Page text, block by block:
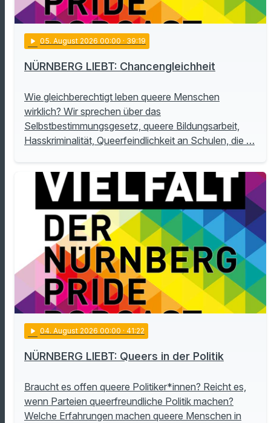
play_arrow 05. August 2026 00:00 · 39:19
NÜRNBERG LIEBT: Chancengleichheit
Wie gleichberechtigt leben queere Menschen
wirklich? Wir sprechen über das
Selbstbestimmungsgesetz, queere Bildungsarbeit,
Hasskriminalität, Queerfeindlichkeit an Schulen, die …
play_arrow 04. August 2026 00:00 · 41:22
NÜRNBERG LIEBT: Queers in der Politik
Braucht es offen queere Politiker*innen? Reicht es,
wenn Parteien queerfreundliche Politik machen?
Welche Erfahrungen machen queere Menschen in